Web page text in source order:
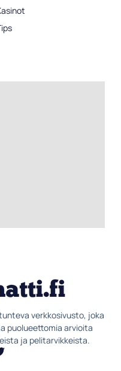
verkkosivusto, joka
puolueettomia arvioita
ja pelitarvikkeista.